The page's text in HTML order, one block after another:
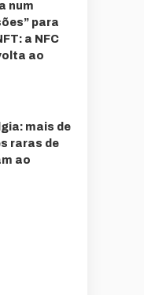
num
para
a NFC
ao
mais de
raras de
ao